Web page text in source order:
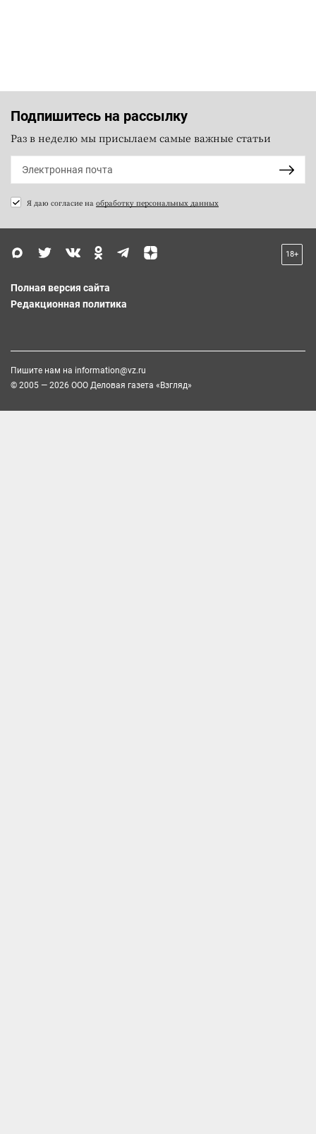
Подпишитесь на рассылку
Раз в неделю мы присылаем самые важные статьи
Я даю согласие на обработку персональных данных
18+
Полная версия сайта
Редакционная политика
Пишите нам на information@vz.ru
© 2005 — 2026 ООО Деловая газета «Взгляд»